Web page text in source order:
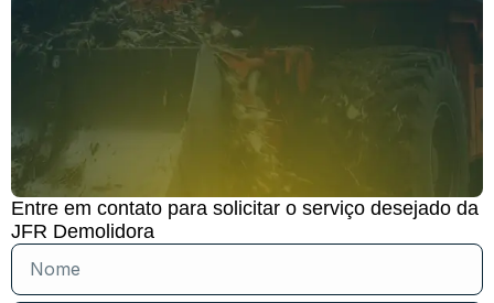
Entre em contato para solicitar o serviço desejado da
JFR Demolidora